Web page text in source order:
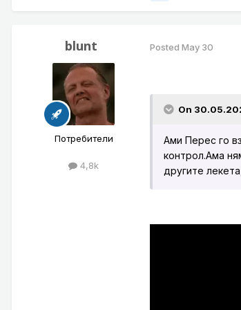
blunt
Потребители
4,8k
Posted May 30
On
Ами Перес го
контрол.Ама
другите